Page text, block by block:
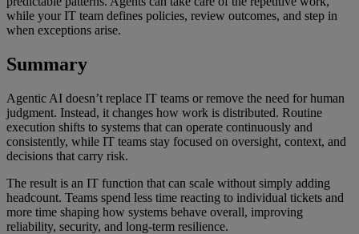
while your IT team defines policies, review outcomes, and step in
when exceptions arise.
Summary
Agentic AI doesn’t replace IT teams or remove the need for human
judgment. Instead, it changes how work is distributed. Routine
execution shifts to systems that can operate continuously and
consistently, while IT teams stay focused on oversight, context, and
decisions that carry risk.
The result is an IT function that can scale without simply adding
headcount. Teams spend less time reacting to individual tickets and
more time shaping how systems behave overall, improving
reliability, security, and long-term resilience.